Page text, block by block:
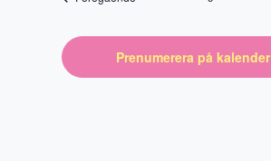
Prenumerera på kalender